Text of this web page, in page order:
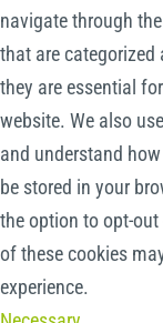
navigate through
that are categorized
they are essential
website. We also
and understand
be stored in your
the option to opt-
of these cookies
experience.